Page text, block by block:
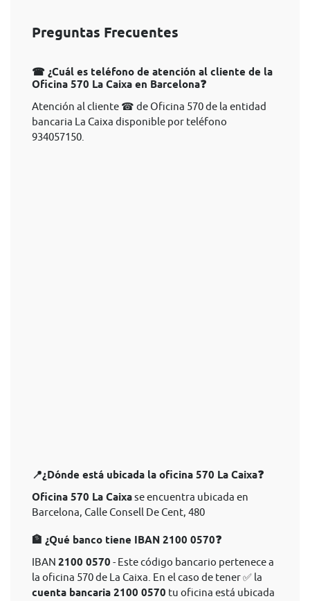
Preguntas Frecuentes
☎ ¿Cuál es teléfono de atención al cliente de la
Oficina 570 La Caixa en Barcelona❓
Atención al cliente ☎ de Oficina 570 de la entidad
bancaria La Caixa disponible por teléfono
934057150.
📍¿Dónde está ubicada la oficina 570 La Caixa❓
Oficina 570 La Caixase encuentra ubicada en
Barcelona, Calle Consell De Cent, 480
🏦 ¿Qué banco tiene IBAN 2100 0570❓
IBAN 2100 0570 - Este código bancario pertenece a
la oficina 570 de La Caixa. En el caso de tener ✅ la
cuenta bancaria 2100 0570 tu oficina está ubicada